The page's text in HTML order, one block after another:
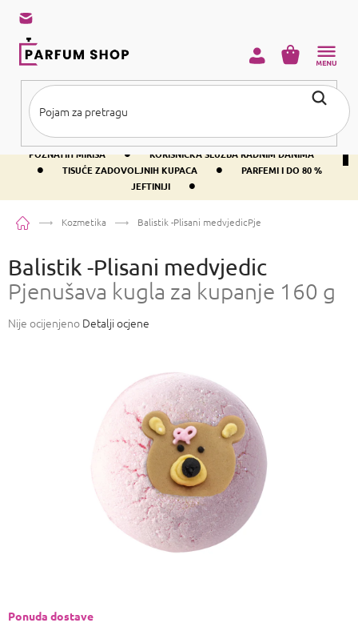
sadržaj
BESPLATNA DOSTAVA IZNAD PRIBLIŽNO 37 € •
400+ SVJETSKI
POZNATIH MIRISA
• KORISNIČKA SLUŽBA RADNIM DANIMA
• TISUĆE ZADOVOLJNIH KUPACA •
PARFEMI I DO 80 %
JEFTINIJI
•
KOŠARICA
PočetnaKozmetika Balistik -Plisani medvjedicPjenušava kugla za
Balistik -Plisani medvjedic
Pjenušava kugla za kupanje 160 g
Prosječna
Nije ocijenjeno Detalji ocjene
Ponuda dostave